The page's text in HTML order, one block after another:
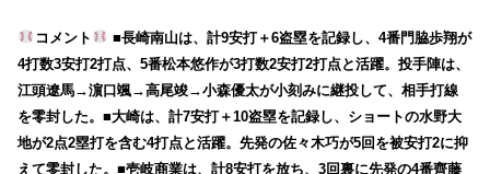
コメント
■長崎南山は、計9安打＋6盗塁を記録し、4番門脇歩翔が
4打数3安打2打点、5番松本悠作が3打数2安打2打点と活躍。投手陣は、
江頭遼馬→濵口颯→高尾竣→小森優太が小刻みに継投して、相手打線
を零封した。■大崎は、計7安打＋10盗塁を記録し、ショートの水野大
地が2点2塁打を含む4打点と活躍。先発の佐々木巧が5回を被安打2に抑
えて零封した。■壱岐商業は、計8安打を放ち、3回裏に先発の4番齊藤